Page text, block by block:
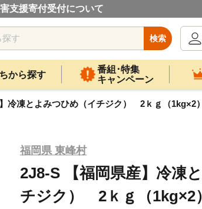
支援寄付受付について
検索
から探す
番組･特集
キャンペーン
冷凍とよみつひめ（イチジク） 2ｋｇ（1kg×2）
福岡県 東峰村
2J8-S 【福岡県産】冷凍
チジク） 2ｋｇ（1kg×2）